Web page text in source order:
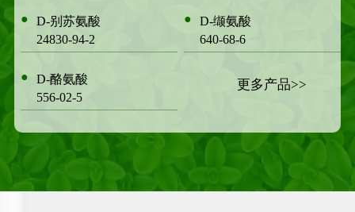
●
D-别苏氨酸
24830-94-2
●
D-缬氨酸
640-68-6
●
D-酪氨酸
556-02-5
更多产品>>